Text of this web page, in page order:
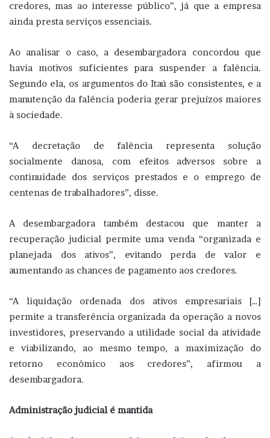
credores, mas ao interesse público”, já que a empresa
ainda presta serviços essenciais.
Ao analisar o caso, a desembargadora concordou que
havia motivos suficientes para suspender a falência.
Segundo ela, os argumentos do Itaú são consistentes, e a
manutenção da falência poderia gerar prejuízos maiores
à sociedade.
“A decretação de falência representa solução
socialmente danosa, com efeitos adversos sobre a
continuidade dos serviços prestados e o emprego de
centenas de trabalhadores”, disse.
A desembargadora também destacou que manter a
recuperação judicial permite uma venda “organizada e
planejada dos ativos”, evitando perda de valor e
aumentando as chances de pagamento aos credores.
“A liquidação ordenada dos ativos empresariais […]
permite a transferência organizada da operação a novos
investidores, preservando a utilidade social da atividade
e viabilizando, ao mesmo tempo, a maximização do
retorno econômico aos credores”, afirmou a
desembargadora.
Administração judicial é mantida